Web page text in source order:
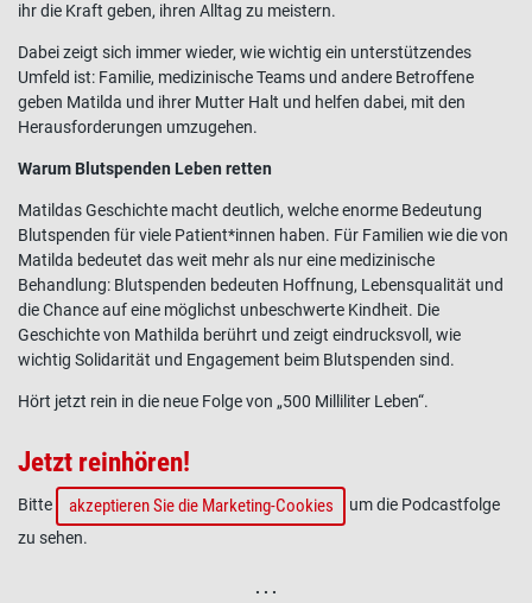
ihr die Kraft geben, ihren Alltag zu meistern.
Dabei zeigt sich immer wieder, wie wichtig ein unterstützendes
Umfeld ist: Familie, medizinische Teams und andere Betroffene
geben Matilda und ihrer Mutter Halt und helfen dabei, mit den
Herausforderungen umzugehen.
Warum Blutspenden Leben retten
Matildas Geschichte macht deutlich, welche enorme Bedeutung
Blutspenden für viele Patient*innen haben. Für Familien wie die von
Matilda bedeutet das weit mehr als nur eine medizinische
Behandlung: Blutspenden bedeuten Hoffnung, Lebensqualität und
die Chance auf eine möglichst unbeschwerte Kindheit. Die
Geschichte von Mathilda berührt und zeigt eindrucksvoll, wie
wichtig Solidarität und Engagement beim Blutspenden sind.
Hört jetzt rein in die neue Folge von „500 Milliliter Leben“.
Jetzt reinhören!
Bitte akzeptieren Sie die Marketing-Cookies
um die Podcastfolge
zu sehen.
. . .